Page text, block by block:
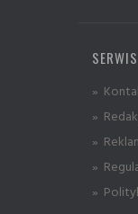
SERWIS
»
»
»
»
»